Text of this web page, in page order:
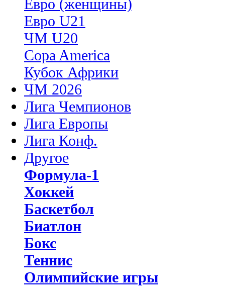
Евро (женщины)
Евро U21
ЧМ U20
Copa America
Кубок Африки
ЧМ 2026
Лига Чемпионов
Лига Европы
Лига Конф.
Другое
Формула-1
Хоккей
Баскетбол
Биатлон
Бокс
Теннис
Олимпийские игры